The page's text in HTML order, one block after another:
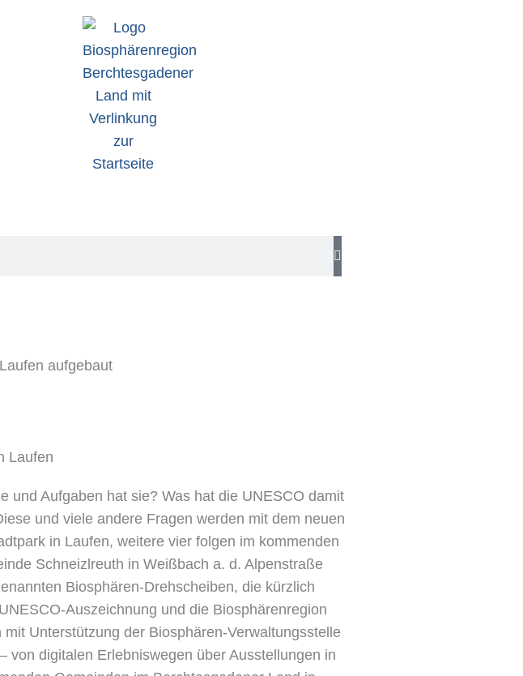
aufgebaut
und Aufgaben hat sie? Was hat die UNESCO damit
und viele andere Fragen werden mit dem neuen
in Laufen, weitere vier folgen im kommenden
Schneizlreuth in Weißbach a. d. Alpenstraße
Biosphären-Drehscheiben, die kürzlich
Auszeichnung und die Biosphärenregion
Unterstützung der Biosphären-Verwaltungsstelle
digitalen Erlebniswegen über Ausstellungen in